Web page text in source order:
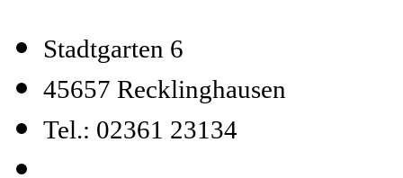
Stadtgarten 6
45657 Recklinghausen
Tel.: 02361 23134